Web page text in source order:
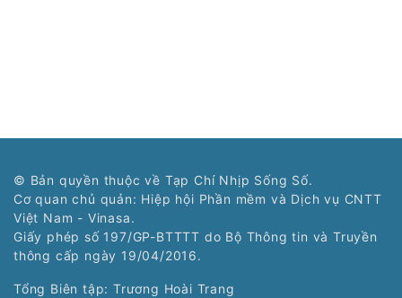
© Bản quyền thuộc về Tạp Chí Nhịp Sống Số.
Cơ quan chủ quản: Hiệp hội Phần mềm và Dịch vụ CNTT
Việt Nam - Vinasa.
Giấy phép số 197/GP-BTTTT do Bộ Thông tin và Truyền
thông cấp ngày 19/04/2016.
Tổng Biên tập: Trương Hoài Trang